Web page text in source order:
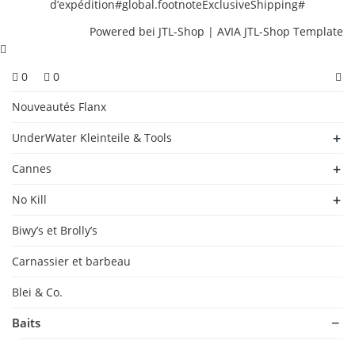
d’expédition#global.footnoteExclusiveShipping#
Powered bei JTL-Shop | AVIA JTL-Shop Template
0 0
Nouveautés Flanx
UnderWater Kleinteile & Tools
Cannes
No Kill
Biwy’s et Brolly’s
Carnassier et barbeau
Blei & Co.
Baits